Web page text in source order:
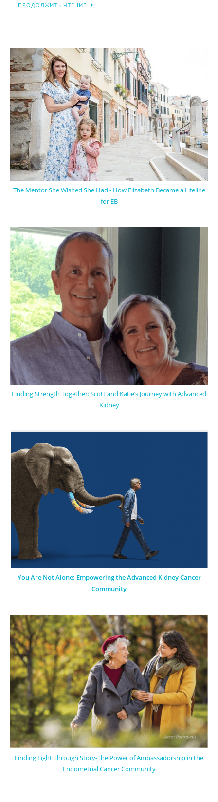
ПРОДОЛЖИТЬ ЧТЕНИЕ
The Mentor She Wished She Had - How Elizabeth Became a Lifeline
for EB
Finding Strength Together: Scott and Katie’s Journey with Advanced
Kidney
You Are Not Alone: Empowering the Advanced Kidney Cancer
Community
Finding Light Through Story-The Power of Ambassadorship in the
Endometrial Cancer Community